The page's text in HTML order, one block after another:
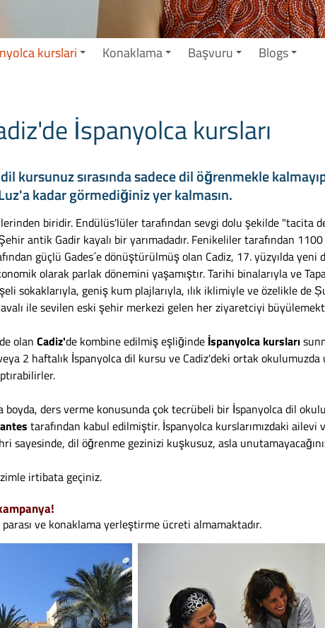
kurslari Konaklama Başvuru Blogs
İspanyolca kursları
kursunuz sırasında sadece dil öğrenmekle
kadar görmediğiniz yer kalmasın.
biridir. Endülüs'lüler tarafından sevgi dolu şekilde "tacita
antik Gadir kayalı bir yarımadadır. Fenikeliler tarafından 1100
güçlü Gades´e dönüştürülmüş olan Cadiz, 17. yüzyılda yeni
olarak parlak dönemini yaşamıştır. Tarihi binalarıyla ve
sokaklarıyla, geniş kum plajlarıyla, ılık iklimiyle ve özelikle de
ile sevilen eski şehir merkezi gelen her ziyaretciyi
olan Cadiz'de kombine edilmiş eşliğinde İspanyolca kursları
veya 2 haftalık İspanyolca dil kursu ve Cadiz'deki ortak
ders verme konusunda çok tecrübeli bir İspanyolca dil
tarafından kabul edilmiştir. İspanyolca kurslarımızdaki ailevi
sayesinde, dil öğrenme gezinizi kuşkusuz, asla
irtibata geçiniz.
ve konaklama yerleştirme ücreti almamaktadır.